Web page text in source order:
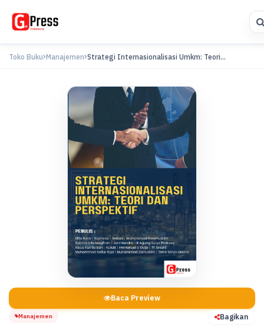
Toko Buku Manajemen Strategi Internasionalisasi Umkm: Teori...
Baca Preview
Manajemen Bagikan